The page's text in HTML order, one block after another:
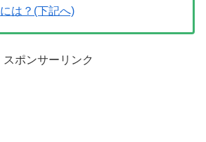
は？(下記へ)
スポンサーリンク